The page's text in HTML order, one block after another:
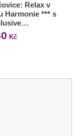
Relax v
Harmonie *** s
Kč